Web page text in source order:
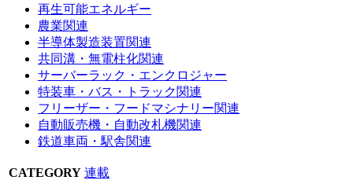
再生可能エネルギー
農業関連
半導体製造装置関連
共同溝・無電柱化関連
サーバーラック・エンクロジャー
特装車・バス・トラック関連
フリーザー・フードマシナリー関連
自動販売機・自動改札機関連
鉄道車両・駅舎関連
CATEGORY 連載